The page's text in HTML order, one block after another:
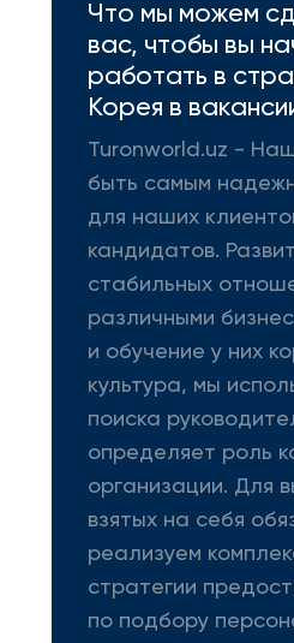
Что мы можем
вас, чтобы вы
работать в
Корея в
Turonworld.uz -
быть самым
для наших
кандидатов.
стабильных
различными
и обучение у них
культура, мы
поиска
определяет роль
организации. Для
взятых на себя
реализуем
стратегии
по подбору